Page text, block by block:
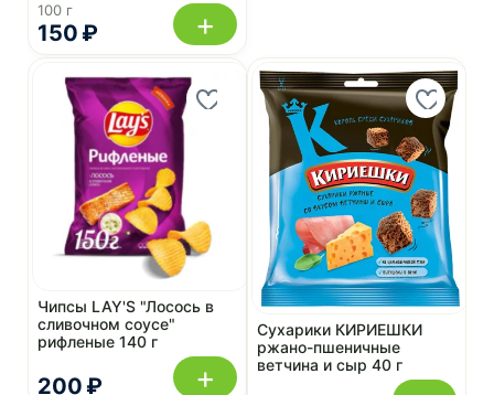
150 ₽
100 г +
200 ₽
Чипсы LAY'S "Лосось в
сливочном соусе"
рифленые 140 г
+
Сухарики КИРИЕШКИ
ржано-пшеничные
ветчина и сыр 40 г